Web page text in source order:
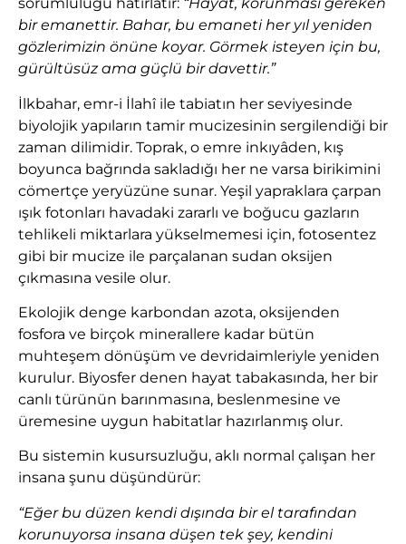
bir emanettir. Bahar, bu emaneti her yıl yeniden
gözlerimizin önüne koyar. Görmek isteyen için bu,
gürültüsüz ama güçlü bir davettir.”
İlkbahar, emr-i İlahî ile tabiatın her seviyesinde
biyolojik yapıların tamir mucizesinin sergilendiği bir
zaman dilimidir. Toprak, o emre inkıyâden, kış
boyunca bağrında sakladığı her ne varsa birikimini
cömertçe yeryüzüne sunar. Yeşil yapraklara çarpan
ışık fotonları havadaki zararlı ve boğucu gazların
tehlikeli miktarlara yükselmemesi için, fotosentez
gibi bir mucize ile parçalanan sudan oksijen
çıkmasına vesile olur.
Ekolojik denge karbondan azota, oksijenden
fosfora ve birçok minerallere kadar bütün
muhteşem dönüşüm ve devridaimleriyle yeniden
kurulur. Biyosfer denen hayat tabakasında, her bir
canlı türünün barınmasına, beslenmesine ve
üremesine uygun habitatlar hazırlanmış olur.
Bu sistemin kusursuzluğu, aklı normal çalışan her
insana şunu düşündürür:
“Eğer bu düzen kendi dışında bir el tarafından
korunuyorsa insana düşen tek şey, kendini